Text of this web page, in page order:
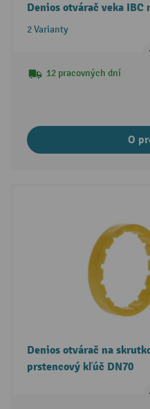
Denios otvárač veka IBC
2 Varianty
12 pracovných dní
O
Denios otvárač na
prstencový kľúč DN70